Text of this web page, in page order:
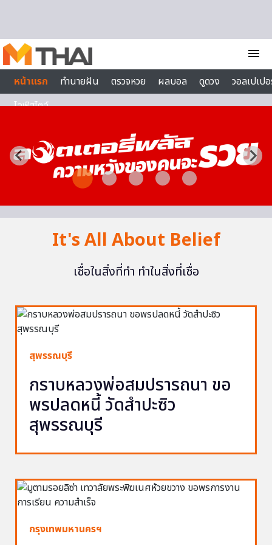
menu
หน้าแรก
ทำนายฝัน ตรวจหวย ผลบอล ดูดวง
วอลเปเป
ไลฟ์สไตล์
It's All About Belief
เชื่อในสิ่งที่ทำ ทำในสิ่งที่เชื่อ
สุพรรณบุรี
กราบหลวงพ่อสมปรารถนา ขอ
พรปลดหนี้ วัดสำปะซิว
สุพรรณบุรี
กรุงเทพมหานครฯ